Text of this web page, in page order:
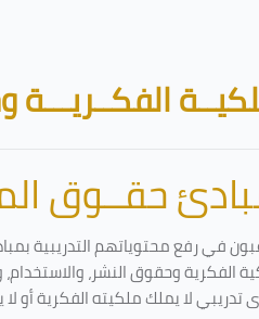
الفكــريـــة
حقــوق
في رفع محتوياتهم التدريبية
الفكرية وحقوق النشر،
لا يملك ملكيته الفكرية أو